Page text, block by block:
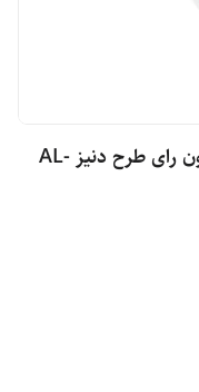
چراغ سقفی 3 وات توکار قطر 3.5 آلتون رای طرح دنیز AL-